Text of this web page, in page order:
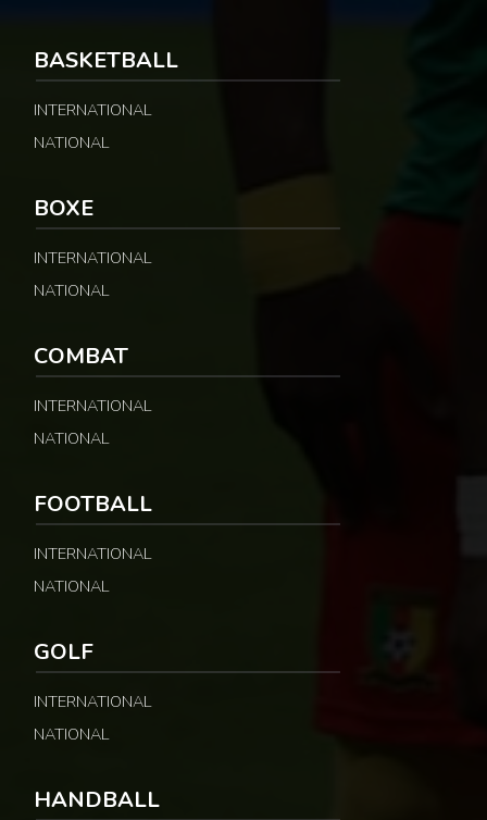
BASKETBALL
INTERNATIONAL
NATIONAL
BOXE
INTERNATIONAL
NATIONAL
COMBAT
INTERNATIONAL
NATIONAL
FOOTBALL
INTERNATIONAL
NATIONAL
GOLF
INTERNATIONAL
NATIONAL
HANDBALL